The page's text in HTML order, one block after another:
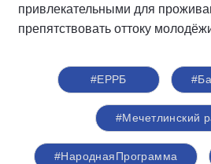
привлекательными для
препятствовать оттоку
#ЕРРБ
#Мечетлинский
#НароднаяПрограмма